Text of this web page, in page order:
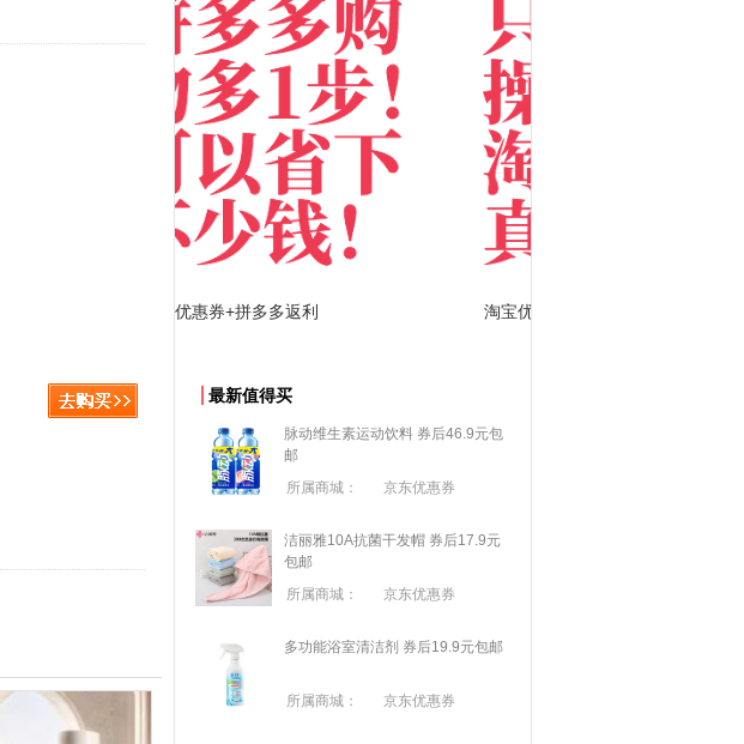
淘宝优惠券+淘宝返利
最新值得买
脉动维生素运动饮料 券后46.9元包
邮
所属商城：
京东优惠券
洁丽雅10A抗菌干发帽 券后17.9元
包邮
所属商城：
京东优惠券
多功能浴室清洁剂 券后19.9元包邮
所属商城： 京东优惠券